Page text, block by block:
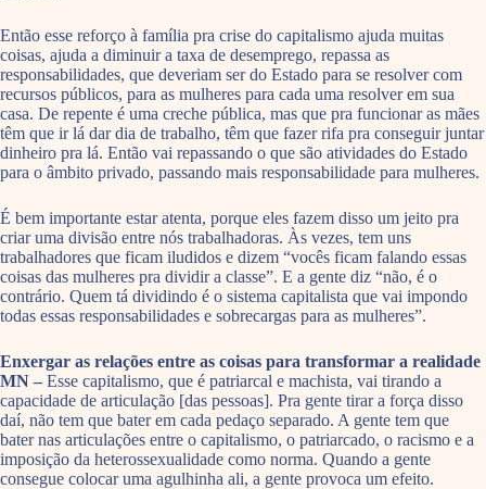
Então esse reforço à família pra crise do capitalismo ajuda muitas
coisas, ajuda a diminuir a taxa de desemprego, repassa as
responsabilidades, que deveriam ser do Estado para se resolver com
recursos públicos, para as mulheres para cada uma resolver em sua
casa. De repente é uma creche pública, mas que pra funcionar as mães
têm que ir lá dar dia de trabalho, têm que fazer rifa pra conseguir juntar
dinheiro pra lá. Então vai repassando o que são atividades do Estado
para o âmbito privado, passando mais responsabilidade para mulheres.
É bem importante estar atenta, porque eles fazem disso um jeito pra
criar uma divisão entre nós trabalhadoras. Às vezes, tem uns
trabalhadores que ficam iludidos e dizem “vocês ficam falando essas
coisas das mulheres pra dividir a classe”. E a gente diz “não, é o
contrário. Quem tá dividindo é o sistema capitalista que vai impondo
todas essas responsabilidades e sobrecargas para as mulheres”.
Enxergar as relações entre as coisas para transformar a realidade
MN – Esse capitalismo, que é patriarcal e machista, vai tirando a
capacidade de articulação [das pessoas]. Pra gente tirar a força disso
daí, não tem que bater em cada pedaço separado. A gente tem que
bater nas articulações entre o capitalismo, o patriarcado, o racismo e a
imposição da heterossexualidade como norma. Quando a gente
consegue colocar uma agulhinha ali, a gente provoca um efeito.